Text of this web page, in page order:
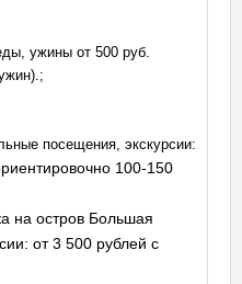
ужины от 500 руб.
посещения, экскурсии:
100-150
на остров Большая
от 3 500 рублей с